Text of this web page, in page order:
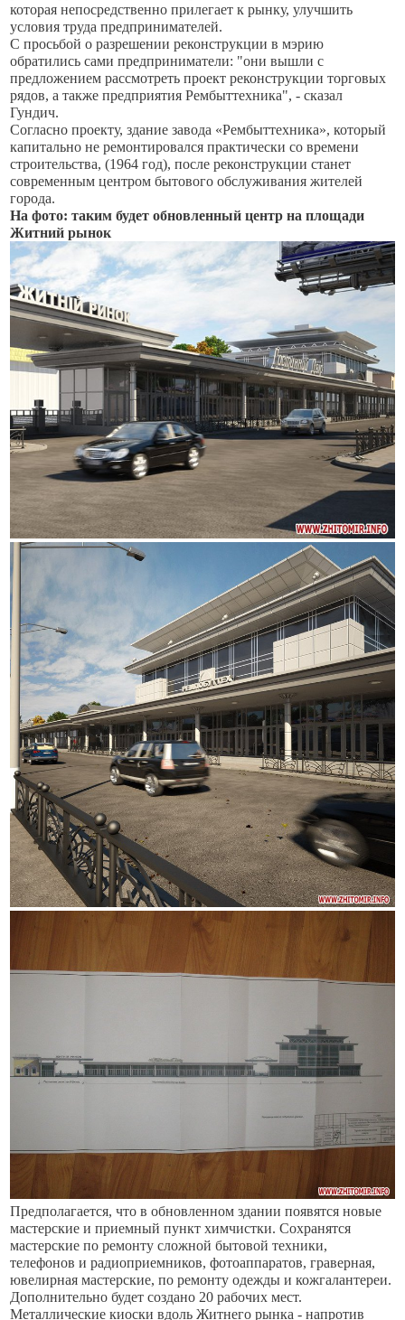
которая непосредственно прилегает к рынку, улучшить
условия труда предпринимателей.
С просьбой о разрешении реконструкции в мэрию
обратились сами предприниматели: "они вышли с
предложением рассмотреть проект реконструкции торговых
рядов, а также предприятия Рембыттехника", - сказал
Гундич.
Согласно проекту, здание завода «Рембыттехника», который
капитально не ремонтировался практически со времени
строительства, (1964 год), после реконструкции станет
современным центром бытового обслуживания жителей
города.
На фото: таким будет обновленный центр на площади
Житний рынок
Предполагается, что в обновленном здании появятся новые
мастерские и приемный пункт химчистки. Сохранятся
мастерские по ремонту сложной бытовой техники,
телефонов и радиоприемников, фотоаппаратов, граверная,
ювелирная мастерские, по ремонту одежды и кожгалантереи.
Дополнительно будет создано 20 рабочих мест.
Металлические киоски вдоль Житнего рынка - напротив